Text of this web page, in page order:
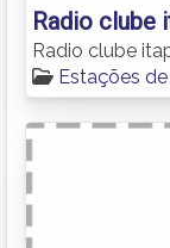
Radio clube
Radio clube
Estações